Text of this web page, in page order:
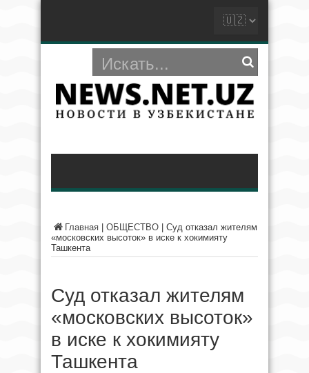
Главная ОБЩЕСТВО
Суд отказал жителям
«московских высоток» в иске к хокимияту
Ташкента
Суд отказал жителям
«московских высоток»
в иске к хокимияту
Ташкента